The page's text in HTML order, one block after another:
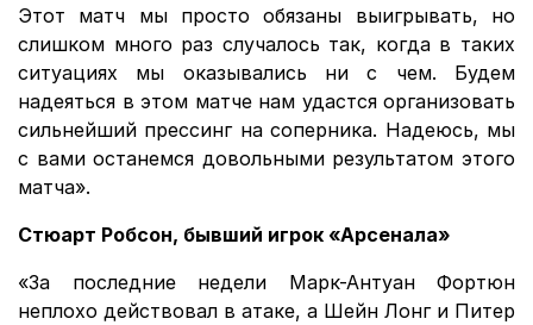
Этот матч мы просто обязаны выигрывать, но
слишком много раз случалось так, когда в таких
ситуациях мы оказывались ни с чем. Будем
надеяться в этом матче нам удастся организовать
сильнейший прессинг на соперника. Надеюсь, мы
с вами останемся довольными результатом этого
матча».
Стюарт Робсон, бывший игрок «Арсенала»
«За последние недели Марк-Антуан Фортюн
неплохо действовал в атаке, а Шейн Лонг и Питер